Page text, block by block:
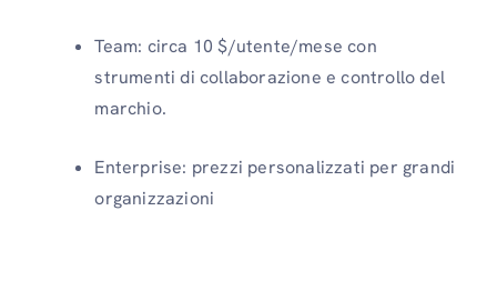
Team: circa 10 $/utente/mese con
strumenti di collaborazione e controllo del
marchio.
Enterprise: prezzi personalizzati per grandi
organizzazioni